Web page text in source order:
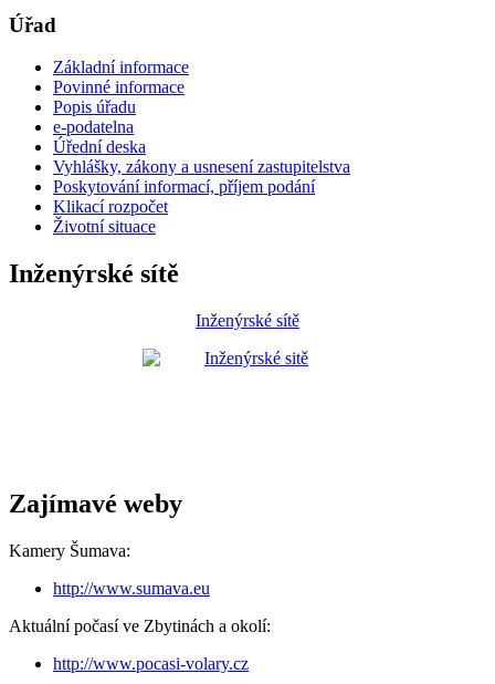
Úřad
Základní informace
Povinné informace
Popis úřadu
e-podatelna
Úřední deska
Vyhlášky, zákony a usnesení zastupitelstva
Poskytování informací, příjem podání
Klikací rozpočet
Životní situace
Inženýrské sítě
Inženýrské sítě
Zajímavé weby
Kamery Šumava:
http://www.sumava.eu
Aktuální počasí ve Zbytinách a okolí:
http://www.pocasi-volary.cz